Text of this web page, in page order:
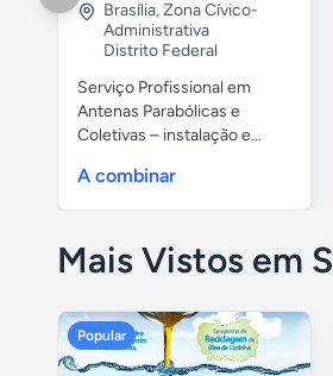
Brasília,Zona Cívico-
Administrativa
Distrito Federal
Serviço Profissional em
Antenas Parabólicas e
Coletivas – instalação e...
A combinar
Mais Vistos em
Popular